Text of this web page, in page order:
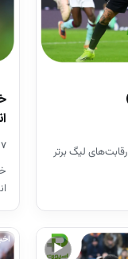
خلاصه بازی برنلی و تاتنهام در چارچوب هفته 23 رقابت‌های لیگ برتر
۷ ماه قبل
▶